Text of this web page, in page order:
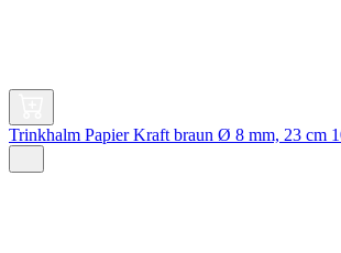
Trinkhalm Papier Kraft braun Ø 8 mm, 23 cm